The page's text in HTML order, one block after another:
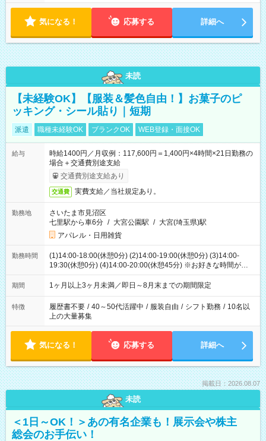
気になる！ 応募する 詳細へ
未読
【未経験OK】【服装＆髪色自由！】お菓子のピ
ッキング・シール貼り｜短期
派遣 職種未経験OK ブランクOK WEB登録・面接OK
給与
時給1400円／月収例：117,600円＝1,400円×4時間×21日勤務の
場合＋交通費別途支給
交通費別途支給あり
交通費 実費支給／当社規定あり。
勤務地
さいたま市見沼区
七里駅から車6分 / 大宮公園駅 / 大宮(埼玉県)駅
アパレル・日用雑貨
勤務時間
(1)14:00-18:00(休憩0分) (2)14:00-19:00(休憩0分) (3)14:00-
19:30(休憩0分) (4)14:00-20:00(休憩45分) ※お好きな時間が選べ
ます
期間 1ヶ月以上3ヶ月未満／即日～8月末までの期間限定
特徴 履歴書不要 / 40～50代活躍中 / 服装自由 / シフト勤務 / 10名以
上の大量募集
気になる！ 応募する 詳細へ
掲載日：2026.08.07
未読
＜1日～OK！＞あの有名企業も！展示会や株主
総会のお手伝い！